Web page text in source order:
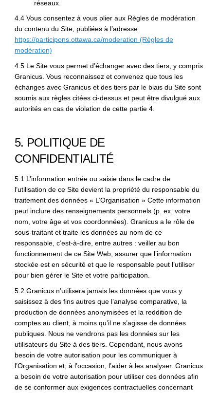
réseaux.
4.4 Vous consentez à vous plier aux Règles de modération
du contenu du Site, publiées à l’adresse
https://participons.ottawa.ca/moderation (Règles de
modération)
4.5 Le Site vous permet d’échanger avec des tiers, y compris
Granicus. Vous reconnaissez et convenez que tous les
échanges avec Granicus et des tiers par le biais du Site sont
soumis aux règles citées ci-dessus et peut être divulgué aux
autorités en cas de violation de cette partie 4.
5. POLITIQUE DE
CONFIDENTIALITÉ
5.1 L’information entrée ou saisie dans le cadre de
l’utilisation de ce Site devient la propriété du responsable du
traitement des données « L’Organisation » Cette information
peut inclure des renseignements personnels (p. ex. votre
nom, votre âge et vos coordonnées). Granicus a le rôle de
sous-traitant et traite les données au nom de ce
responsable, c’est-à-dire, entre autres : veiller au bon
fonctionnement de ce Site Web, assurer que l’information
stockée est en sécurité et que le responsable peut l’utiliser
pour bien gérer le Site et votre participation.
5.2 Granicus n’utilisera jamais les données que vous y
saisissez à des fins autres que l’analyse comparative, la
production de données anonymisées et la reddition de
comptes au client, à moins qu’il ne s’agisse de données
publiques. Nous ne vendrons pas les données sur les
utilisateurs du Site à des tiers. Cependant, nous avons
besoin de votre autorisation pour les communiquer à
l’Organisation et, à l’occasion, l’aider à les analyser. Granicus
a besoin de votre autorisation pour utiliser ces données afin
de se conformer aux exigences contractuelles concernant